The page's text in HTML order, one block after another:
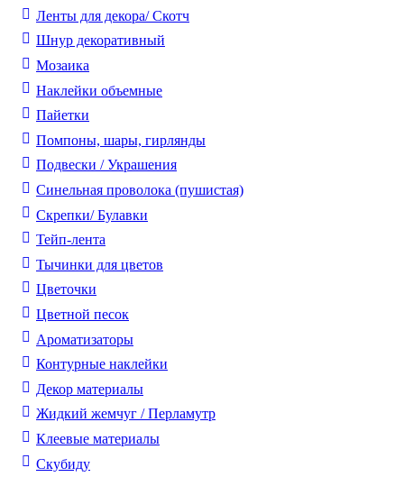
Ленты для декора/ Скотч
Шнур декоративный
Мозаика
Наклейки объемные
Пайетки
Помпоны, шары, гирлянды
Подвески / Украшения
Синельная проволока (пушистая)
Скрепки/ Булавки
Тейп-лента
Тычинки для цветов
Цветочки
Цветной песок
Ароматизаторы
Контурные наклейки
Декор материалы
Жидкий жемчуг / Перламутр
Клеевые материалы
Скубиду